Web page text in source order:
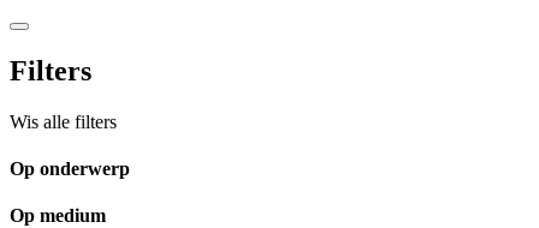
Filters
Wis alle filters
Op onderwerp
Op medium